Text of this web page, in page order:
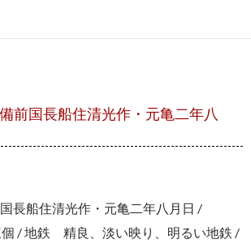
前国長船住清光作・元亀二年八
長船住清光作・元亀二年八月日 /
個 / 地鉄 精良、淡い映り、明るい地鉄 /